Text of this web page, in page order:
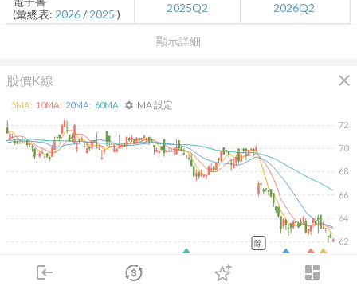
login dashboard
市場 登入
顯示詳細
(彙總表: 2026/ 2025 ) 2025Q2 2026Q2
股價K線 close
62
64
66
68
70
72
5MA: 10MA: 20MA: 60MA: settings MA 設定
除